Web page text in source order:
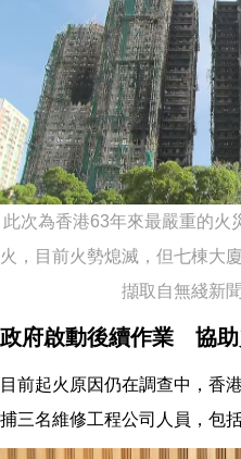
此次為香港63年來最嚴重的火
火，目前火勢熄滅，但七棟大
擷取自無綫新
政府啟動後續作業 協助
目前起火原因仍在調查中，香
捕三名維修工程公司人員，包